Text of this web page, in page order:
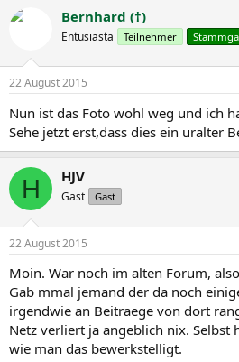
Bernhard (†)
Entusiasta Teilnehmer
22 August 2015
Nun ist das Foto wohl weg und ich
Sehe jetzt erst,dass dies ein uralter
H HJV
Gast Gast
22 August 2015
Moin. War noch im alten Forum,
Gab mmal jemand der da noch
irgendwie an Beitraege von dort
Netz verliert ja angeblich nix. Selbst
wie man das bewerkstelligt.